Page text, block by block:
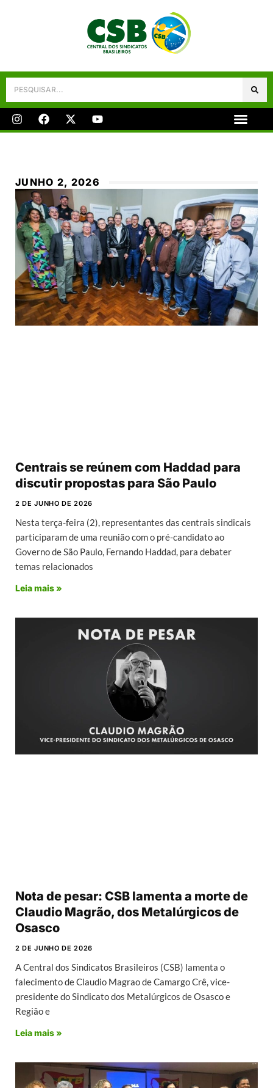
JUNHO 2, 2026
Centrais se reúnem com Haddad para
discutir propostas para São Paulo
2 DE JUNHO DE 2026
Nesta terça-feira (2), representantes das centrais sindicais
participaram de uma reunião com o pré-candidato ao
Governo de São Paulo, Fernando Haddad, para debater
temas relacionados
Leia mais »
Nota de pesar: CSB lamenta a morte de
Claudio Magrão, dos Metalúrgicos de
Osasco
2 DE JUNHO DE 2026
A Central dos Sindicatos Brasileiros (CSB) lamenta o
falecimento de Claudio Magrao de Camargo Crê, vice-
presidente do Sindicato dos Metalúrgicos de Osasco e
Região e
Leia mais »